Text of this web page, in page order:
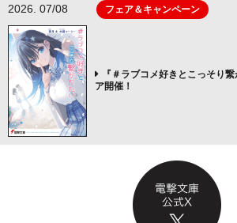
2026. 07/08 フェア＆キャンペーン
『＃ラブコメ好きとこっそり
ア開催！